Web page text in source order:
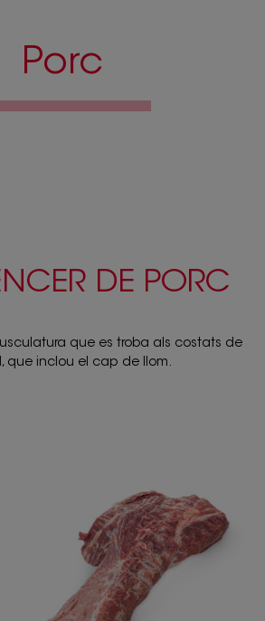
Porc
DE PORC
que es troba als costats de
que inclou el cap de llom.